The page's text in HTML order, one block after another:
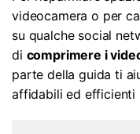
Recupero Foto
Riparazione Video
Trasferisci Whatsapp
videocamera o per
su qualche social
di comprimere i
parte della guida ti
affidabili ed efficienti